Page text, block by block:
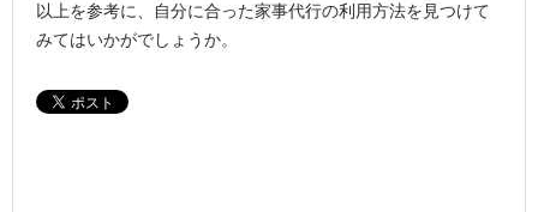
以上を参考に、自分に合った家事代行の利用方法を見つけて
みてはいかがでしょうか。